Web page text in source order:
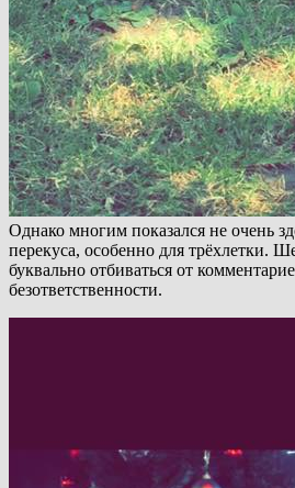
Однако многим показался не очень
перекуса, особенно для трёхлетки.
буквально отбиваться от
безответственности.